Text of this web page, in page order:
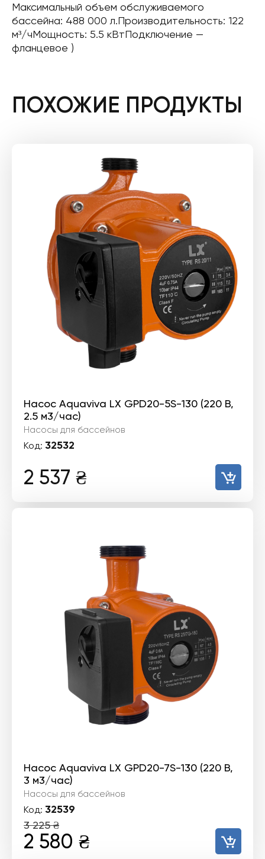
Максимальный объем обслуживаемого
бассейна: 488 000 л.Производительность: 122
м³/чМощность: 5.5 кВтПодключение —
фланцевое )
ПОХОЖИЕ ПРОДУКТЫ
Насос Aquaviva LX GPD20-5S-130 (220 В,
2.5 м3/час)
Насосы для бассейнов
Код: 32532
2 537 ₴
Насос Aquaviva LX GPD20-7S-130 (220 В,
3 м3/час)
Насосы для бассейнов
Код: 32539
3 225₴
Первоначальная
2 580 ₴